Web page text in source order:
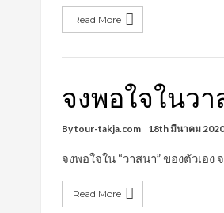
Read More
จงพอใจในว
Bytour-takja.com 18th มีนาคม 2020
จงพอใจใน “วาสนา” ของตัวเอ
Read More